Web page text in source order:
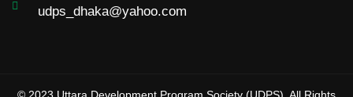
udps_dhaka@yahoo.com